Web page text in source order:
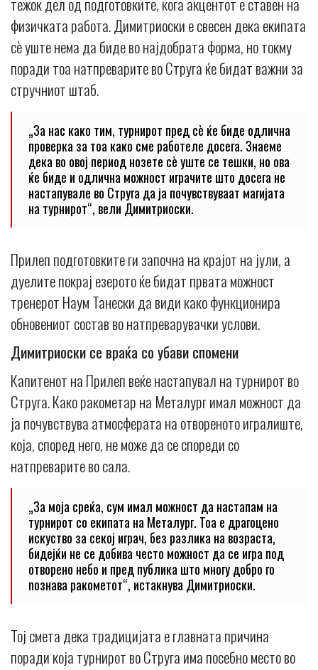
физичката работа. Димитриоски е свесен дека екипата
сè уште нема да биде во најдобрата форма, но токму
поради тоа натпреварите во Струга ќе бидат важни за
стручниот штаб.
„За нас како тим, турнирот пред сè ќе биде одлична
проверка за тоа како сме работеле досега. Знаеме
дека во овој период нозете сè уште се тешки, но ова
ќе биде и одлична можност играчите што досега не
настапувале во Струга да ја почувствуваат магијата
на турнирот“, вели Димитриоски.
Прилеп подготовките ги започна на крајот на јули, а
дуелите покрај езерото ќе бидат првата можност
тренерот Наум Танески да види како функционира
обновениот состав во натпреварувачки услови.
Димитриоски се враќа со убави спомени
Капитенот на Прилеп веќе настапувал на турнирот во
Струга. Како ракометар на Металург имал можност да
ја почувствува атмосферата на отвореното игралиште,
која, според него, не може да се спореди со
натпреварите во сала.
„За моја среќа, сум имал можност да настапам на
турнирот со екипата на Металург. Тоа е драгоцено
искуство за секој играч, без разлика на возраста,
бидејќи не се добива често можност да се игра под
отворено небо и пред публика што многу добро го
познава ракометот“, истакнува Димитриоски.
Тој смета дека традицијата е главната причина
поради која турнирот во Струга има посебно место во